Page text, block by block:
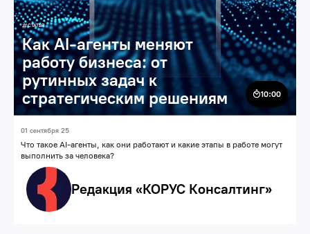
СТАТЬЯ
Как AI-агенты меняют
работу бизнеса: от
рутинных задач к
стратегическим решениям
10:00
01 сентября 25
Что такое AI-агенты, как они работают и какие этапы в работе могут
выполнить за человека?
Редакция «КОРУС Консалтинг»